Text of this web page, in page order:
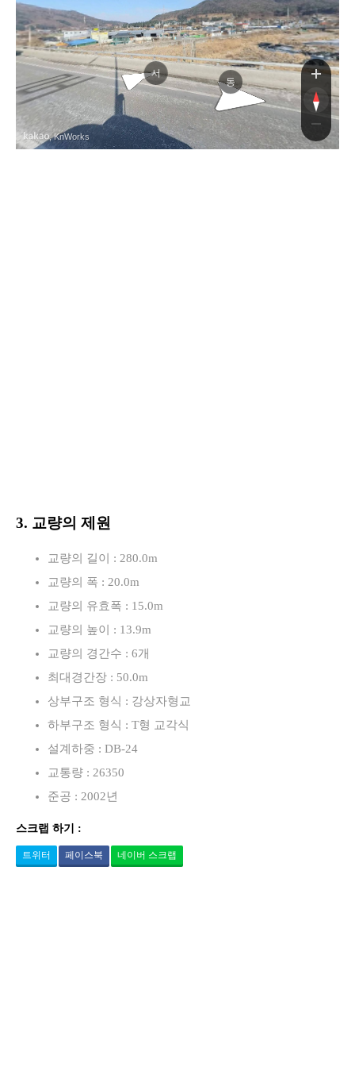
서
동
, KnWorks
3. 교량의 제원
교량의 길이 : 280.0m
교량의 폭 : 20.0m
교량의 유효폭 : 15.0m
교량의 높이 : 13.9m
교량의 경간수 : 6개
최대경간장 : 50.0m
상부구조 형식 : 강상자형교
하부구조 형식 : T형 교각식
설계하중 : DB-24
교통량 : 26350
준공 : 2002년
스크랩 하기 :
트위터 페이스북 네이버 스크랩